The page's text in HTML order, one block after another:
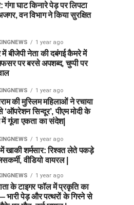
गंगा घाट किनारे पेड़ पर लिपटा
वन विभाग ने किया सुरक्षित
1 year ago
में बीजेपी नेता की दबंगई कैमरे में
पर बरसे अपशब्द, चुप्पी पर
1 year ago
की मुस्लिम महिलाओं ने रचाया
‘ऑपरेशन सिन्दूर’, पीएम मोदी के
में गूंजा एकता का संदेश|
1 year ago
में खाकी शर्मसार: रिश्वत लेते पकड़े
वीडियो वायरल |
1 year ago
के टाइगर फॉल में प्रकृति का
भारी पेड़ और पत्थरों के गिरने से